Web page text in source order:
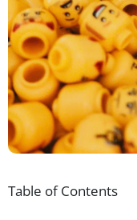
Table of Contents